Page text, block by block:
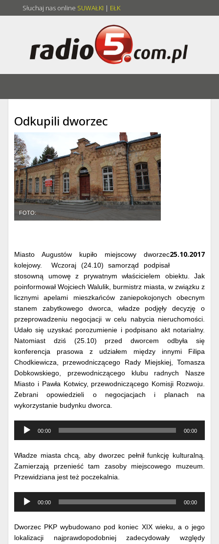
Słuchaj nas online SUWAŁKI | EŁK
Odkupili dworzec
FOTO:
25.10.2017
Miasto Augustów kupiło miejscowy dworzec
kolejowy. Wczoraj (24.10) samorząd podpisał
stosowną umowę z prywatnym właścicielem obiektu. Jak
poinformował Wojciech Walulik, burmistrz miasta, w związku z
licznymi apelami mieszkańców zaniepokojonych obecnym
stanem zabytkowego dworca, władze podjęły decyzję o
przeprowadzeniu negocjacji w celu nabycia nieruchomości.
Udało się uzyskać porozumienie i podpisano akt notarialny.
Natomiast dziś (25.10) przed dworcem odbyła się
konferencja prasowa z udziałem między innymi Filipa
Chodkiewicza, przewodniczącego Rady Miejskiej, Tomasza
Dobkowskiego, przewodniczącego klubu radnych Nasze
Miasto i Pawła Kotwicy, przewodniczącego Komisji Rozwoju.
Zebrani opowiedzieli o negocjacjach i planach na
wykorzystanie budynku dworca.
Odtwarzacz
muzyki
00:00 00:00
Władze miasta chcą, aby dworzec pełnił funkcję kulturalną.
Zamierzają przenieść tam zasoby miejscowego muzeum.
Przewidziana jest też poczekalnia.
Odtwarzacz
muzyki
00:00 00:00
Dworzec PKP wybudowano pod koniec XIX wieku, a o jego
lokalizacji najprawdopodobniej zadecydowały względy